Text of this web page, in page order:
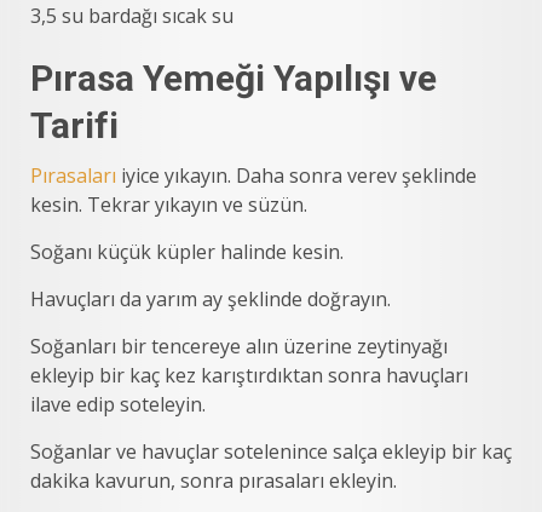
3,5 su bardağı sıcak su
Pırasa Yemeği Yapılışı ve
Tarifi
Pırasaları iyice yıkayın. Daha sonra verev şeklinde
kesin. Tekrar yıkayın ve süzün.
Soğanı küçük küpler halinde kesin.
Havuçları da yarım ay şeklinde doğrayın.
Soğanları bir tencereye alın üzerine zeytinyağı
ekleyip bir kaç kez karıştırdıktan sonra havuçları
ilave edip soteleyin.
Soğanlar ve havuçlar sotelenince salça ekleyip bir kaç
dakika kavurun, sonra pırasaları ekleyin.